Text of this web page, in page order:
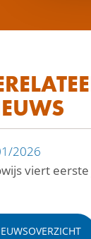
2026
viert